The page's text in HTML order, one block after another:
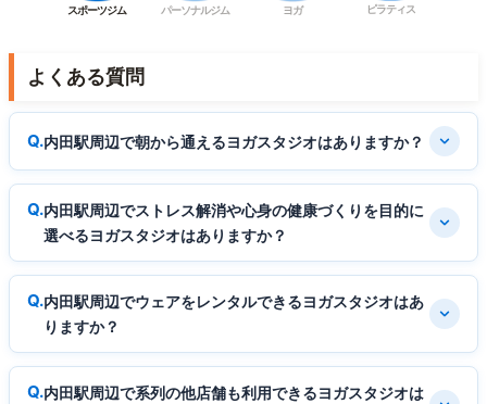
スポーツジム パーソナルジム ヨガ ピラティス
よくある質問
内田駅周辺で朝から通えるヨガスタジオはありますか？
内田駅周辺でストレス解消や心身の健康づくりを目的に
選べるヨガスタジオはありますか？
内田駅周辺でウェアをレンタルできるヨガスタジオはあ
りますか？
内田駅周辺で系列の他店舗も利用できるヨガスタジオは